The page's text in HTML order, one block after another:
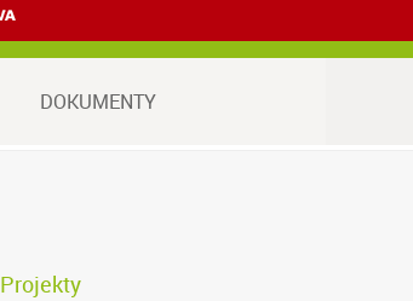
DOKUMENTY
Projekty